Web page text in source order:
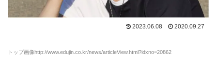
2023.06.08 2020.09.27
トップ画像http://www.edujin.co.kr/news/articleView.html?idxno=20862